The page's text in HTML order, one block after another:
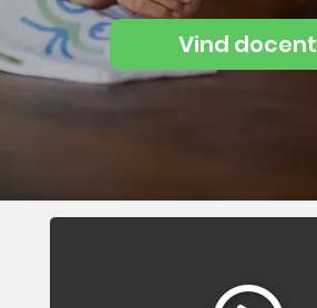
Vind docent